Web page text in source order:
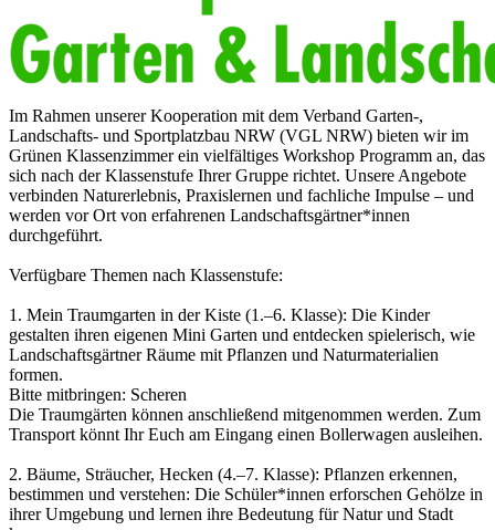
Im Rahmen unserer Kooperation mit dem Verband Garten-,
Landschafts- und Sportplatzbau NRW (VGL NRW) bieten wir im
Grünen Klassenzimmer ein vielfältiges Workshop Programm an, das
sich nach der Klassenstufe Ihrer Gruppe richtet. Unsere Angebote
verbinden Naturerlebnis, Praxislernen und fachliche Impulse – und
werden vor Ort von erfahrenen Landschaftsgärtner*innen
durchgeführt.
Verfügbare Themen nach Klassenstufe:
1. Mein Traumgarten in der Kiste (1.–6. Klasse): Die Kinder
gestalten ihren eigenen Mini Garten und entdecken spielerisch, wie
Landschaftsgärtner Räume mit Pflanzen und Naturmaterialien
formen.
Bitte mitbringen: Scheren
Die Traumgärten können anschließend mitgenommen werden. Zum
Transport könnt Ihr Euch am Eingang einen Bollerwagen ausleihen.
2. Bäume, Sträucher, Hecken (4.–7. Klasse): Pflanzen erkennen,
bestimmen und verstehen: Die Schüler*innen erforschen Gehölze in
ihrer Umgebung und lernen ihre Bedeutung für Natur und Stadt